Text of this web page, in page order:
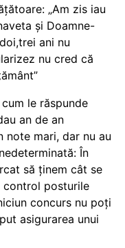
„Am zis iau
și Doamne-
ani nu
nu cred că
le răspunde
an de an
note mari, dar nu au
În
să ținem cât se
control posturile
concurs nu poți
asigurarea unui